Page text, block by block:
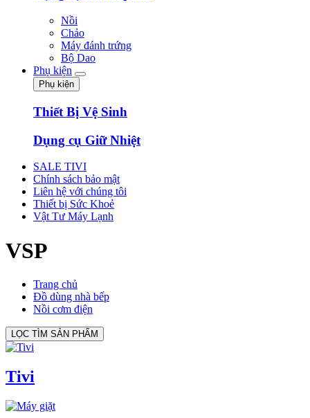
Nồi
Chảo
Máy đánh trứng
Bộ Dao
Phụ kiện
Phụ kiện
Thiết Bị Vệ Sinh
Dụng cụ Giữ Nhiệt
SALE TIVI
Chính sách bảo mật
Liên hệ với chúng tôi
Thiết bị Sức Khoẻ
Vật Tư Máy Lạnh
VSP
Trang chủ
Đồ dùng nhà bếp
Nồi cơm điện
LỌC TÌM SẢN PHẨM
Tivi